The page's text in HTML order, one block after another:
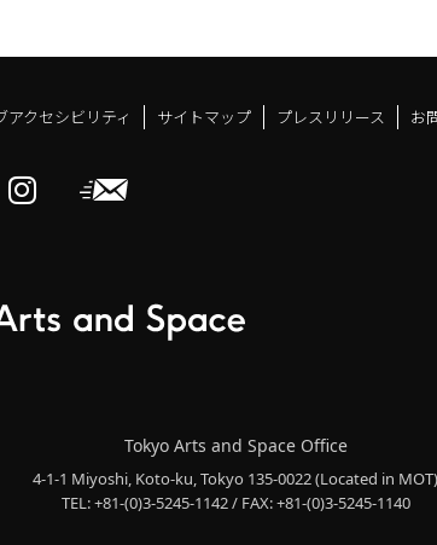
アクセシビリティ サイトマップ プレスリリース お
ョーアーツアンドス
メールニュース
Tokyo Arts and Space Office
4-1-1 Miyoshi, Koto-ku, Tokyo 135-0022(Located in MOT)
TEL: +81-(0)3-5245-1142 / FAX: +81-(0)3-5245-1140